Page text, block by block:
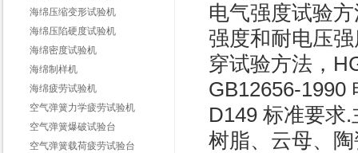
海绵压缩变形试验机
海绵压陷硬度试验机
海绵密度试验机
海绵制样机
海绵疲劳试验机
空气弹簧力学疲劳试验机
空气弹簧爆破试验台
空气弹簧载荷疲劳试验台
电气强度试验
强度和耐电压
穿试验方法，
GB12656-1990
D149 标准要求
树脂、云母、